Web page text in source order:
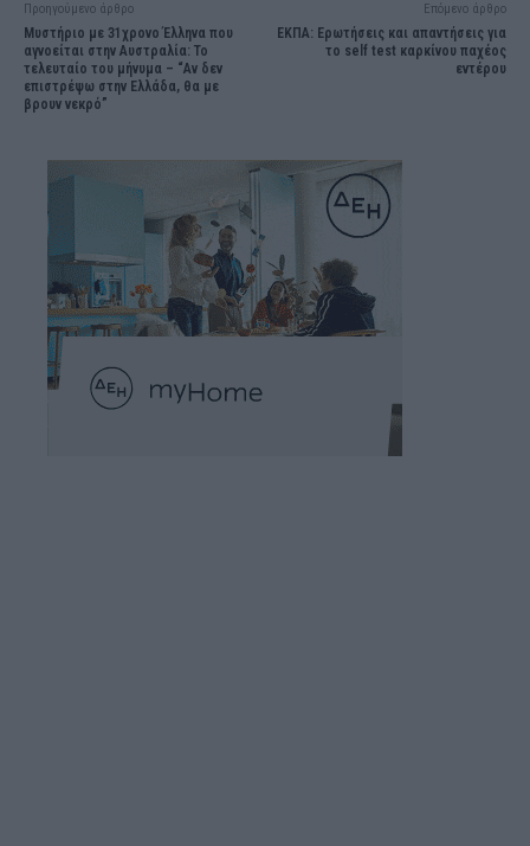
Προηγούμενο άρθρο
Μυστήριο με 31χρονο Έλληνα που
αγνοείται στην Αυστραλία: Το
τελευταίο του μήνυμα – “Αν δεν
επιστρέψω στην Ελλάδα, θα με
βρουν νεκρό”
Επόμενο άρθρο
ΕΚΠΑ: Ερωτήσεις και απαντήσεις για
το self test καρκίνου παχέος
εντέρου